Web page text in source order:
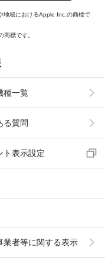
地域におけるApple Inc.の商標で
標です。
種一覧
る質問
ト表示設定
業者等に関する表示